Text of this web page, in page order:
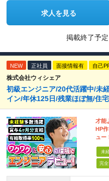
求人を見る
掲載終了予定
NEW 正社員 面接情報有 自己
株式会社ウィシェア
初級エンジニア/20代活躍中/未
イン/年休125日/残業ほぼ無/住
才能
HP
ュー
未
完全